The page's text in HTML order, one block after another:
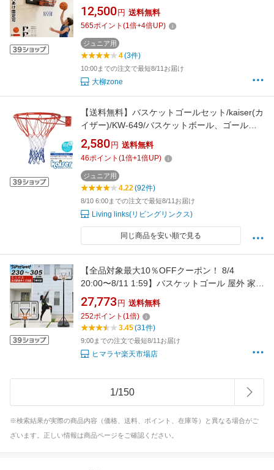
ア掛け対応・穴あけ固定可 子供 5号ボール バス
ケ 大人用 練習用 家庭用 2WAY設置 ボール付き
耐衝撃 室内遊具 トレーニング おもちゃ バスケ
練習 家庭用 静音 おもちゃ ギフト
12,500 円 送料無料
565ポイント (1倍+4倍UP)
ジュニア用
4(3件)
10:00までの注文で最短8/11お届け
大柳zone
【送料無料】バスケットゴールセット/kaiser(カ
イザー)/KW-649/バスケットボール、ゴール、
バスケットゴール、リング、バスケットリング
2,580 円 送料無料
46ポイント (1倍+1倍UP)
ジュニア用
4.22(92件)
8/10 6:00までの注文で最短8/11お届け
Living links(リビングリンクス)
同じ商品を安い順で見る
【全品対象最大10％OFFクーポン！ 8/4
20:00〜8/11 1:59】バスケットゴール 屋外 家庭
用 クリア ポリカーボネート 230cm〜305cm
【1年保証】 6段階サイズ調整 TP570401K11 ス
リーポイント ThreePoint ミニバス 一般公式サ
27,773 円 送料無料
252ポイント (1倍)
3.45(31件)
9:00までの注文で最短8/11お届け
ヒマラヤ楽天市場店
1/150
※検索結果が実際の商品内容（価格、送料、ポイント、在庫等）と異なる場合がご
ざいます。正しい情報は商品ページをご確認ください。